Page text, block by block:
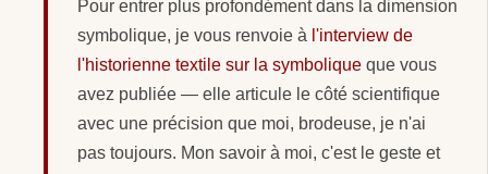
Pour entrer plus profondément dans la dimension
symbolique, je vous renvoie à l'interview de
l'historienne textile sur la symbolique que vous
avez publiée — elle articule le côté scientifique
avec une précision que moi, brodeuse, je n'ai
pas toujours. Mon savoir à moi, c'est le geste et